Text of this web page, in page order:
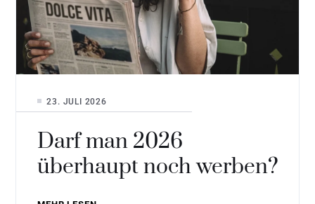
Darf man 2026
überhaupt noch werben?
23. JULI 2026